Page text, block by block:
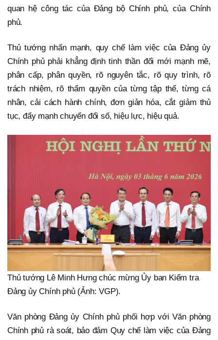
quan hệ công tác của Đảng bộ Chính phủ, của Chính
phủ.
Thủ tướng nhấn mạnh, quy chế làm việc của Đảng ủy
Chính phủ phải khẳng định tinh thần đổi mới mạnh mẽ,
phân cấp, phân quyền, rõ nguyên tắc, rõ quy trình, rõ
trách nhiệm, rõ thẩm quyền của từng tập thể, từng cá
nhân, cải cách hành chính, đơn giản hóa, cắt giảm thủ
tục, đẩy mạnh chuyển đổi số, hiệu lực, hiệu quả.
Thủ tướng Lê Minh Hưng chúc mừng Ủy ban Kiểm tra
Đảng ủy Chính phủ (Ảnh: VGP).
Văn phòng Đảng ủy Chính phủ phối hợp với Văn phòng
Chính phủ rà soát, bảo đảm Quy chế làm việc của Đảng